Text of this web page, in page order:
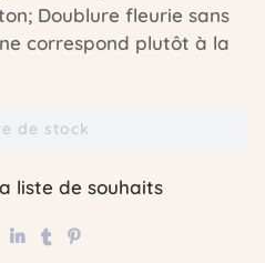
Doublure fleurie sans
correspond plutôt à la
de stock
liste de souhaits